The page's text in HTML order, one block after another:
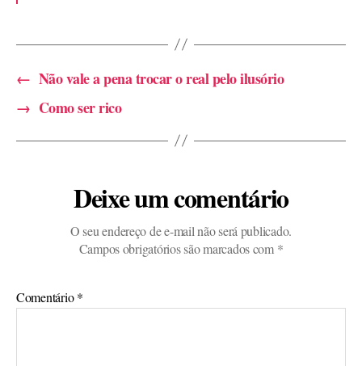
← Não vale a pena trocar o real pelo ilusório
→ Como ser rico
Deixe um comentário
O seu endereço de e-mail não será publicado.
Campos obrigatórios são marcados com *
Comentário*